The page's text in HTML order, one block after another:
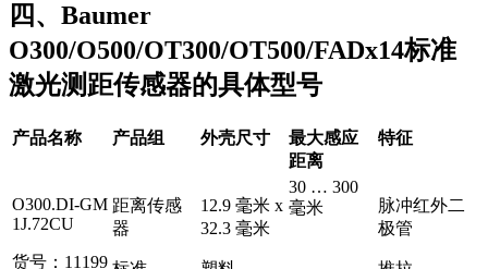
四、Baumer
O300/O500/OT300/OT500/FADx14标准
激光测距传感器的具体型号
产品名称 产品组 外壳尺寸
最大感应
距离
特征
O300.DI-GM
1J.72CU
货号：11199
距离传感
器
12.9 毫米 x
32.3 毫米
30 … 300
毫米
脉冲红外二
极管